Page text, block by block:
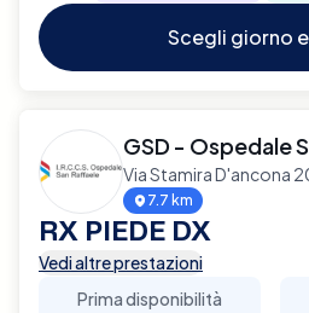
Scegli giorno
GSD - Ospedale
Via Stamira D'ancona
7.7 km
RX PIEDE DX
Vedi altre prestazioni
Prima disponibilità